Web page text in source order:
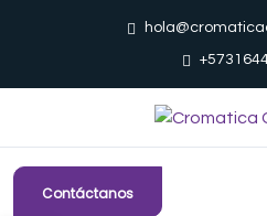
Contáctanos